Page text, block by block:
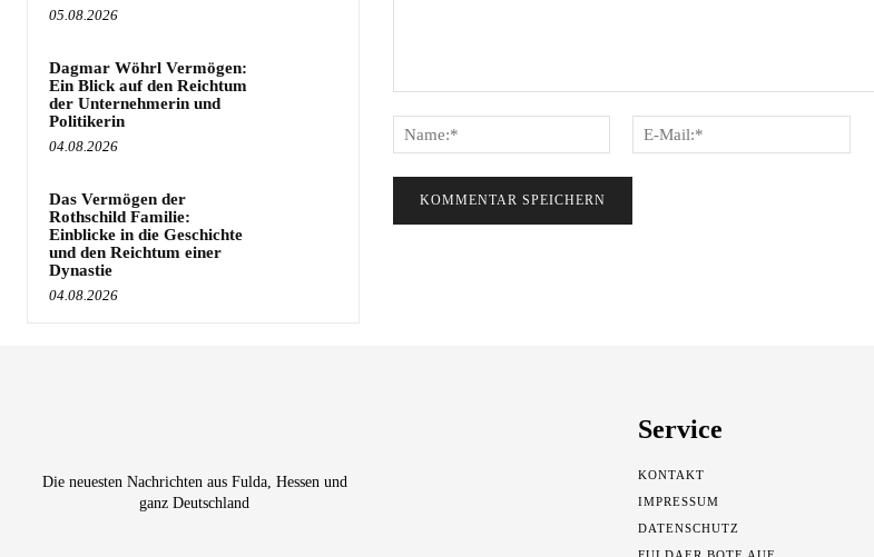
05.08.2026
Dagmar Wöhrl Vermögen:
Ein Blick auf den Reichtum
der Unternehmerin und
Politikerin
04.08.2026
Das Vermögen der
Rothschild Familie:
Einblicke in die Geschichte
und den Reichtum einer
Dynastie
04.08.2026
Name:*
Die neuesten Nachrichten aus Fulda, Hessen und
ganz Deutschland
Service
KONTAKT
IMPRESSUM
DATENSCHUTZ